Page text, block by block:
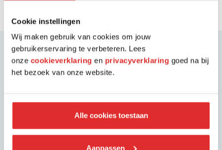
Cookie instellingen
Wij maken gebruik van cookies om jouw
gebruikerservaring te verbeteren. Lees
onze cookieverklaring en privacyverklaring goed na bij
het bezoek van onze website.
Alle cookies toestaan
Aanpassen
Insights in de kijker